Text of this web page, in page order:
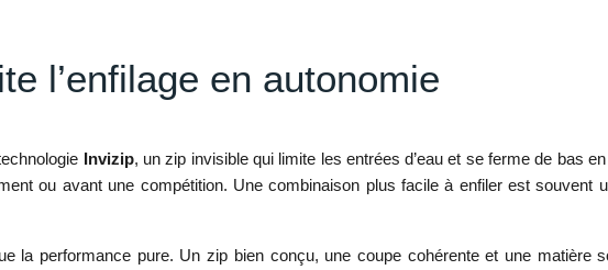
l’enfilage en autonomie
Invizip, un zip invisible qui limite les entrées d’eau et se ferme de bas
ou avant une compétition. Une combinaison plus facile à enfiler est
la performance pure. Un zip bien conçu, une coupe cohérente et une matière